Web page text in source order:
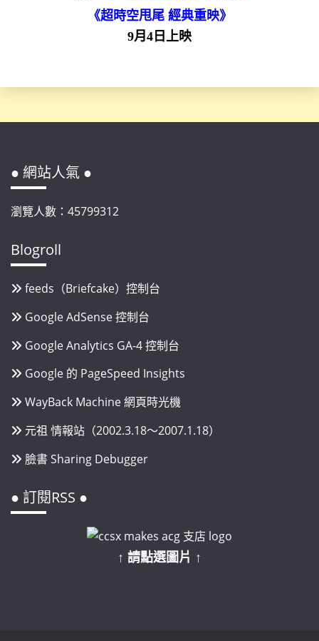
《超時空甩尾 經典重映》
9月4日上映
● 網站人氣 ●
瀏覽人數：45799312
Blogroll
feeds（Briefcake）控制台
Google AdSense 控制台
Google Analytics GA-4 控制台
Google 的 PageSpeed Insights
WayBack Machine 網頁時光機
元祖 情報站（2002.3.18～2007.1.18）
臉書 Sharing Debugger
● 訂閱RSS ●
↑ 請點選圖片 ↑